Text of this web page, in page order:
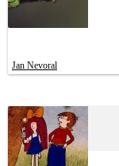
Jan Nevoral